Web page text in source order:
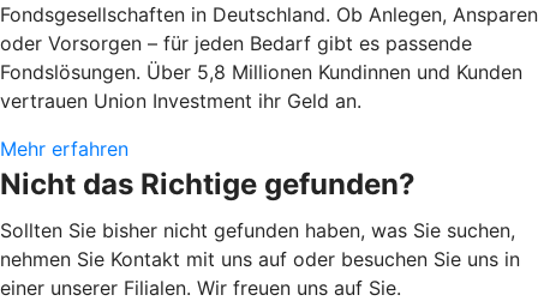
Fondsgesellschaften in Deutschland. Ob Anlegen, Ansparen
oder Vorsorgen – für jeden Bedarf gibt es passende
Fondslösungen. Über 5,8 Millionen Kundinnen und Kunden
vertrauen Union Investment ihr Geld an.
Mehr erfahren
Nicht das Richtige gefunden?
Sollten Sie bisher nicht gefunden haben, was Sie suchen,
nehmen Sie Kontakt mit uns auf oder besuchen Sie uns in
einer unserer Filialen. Wir freuen uns auf Sie.